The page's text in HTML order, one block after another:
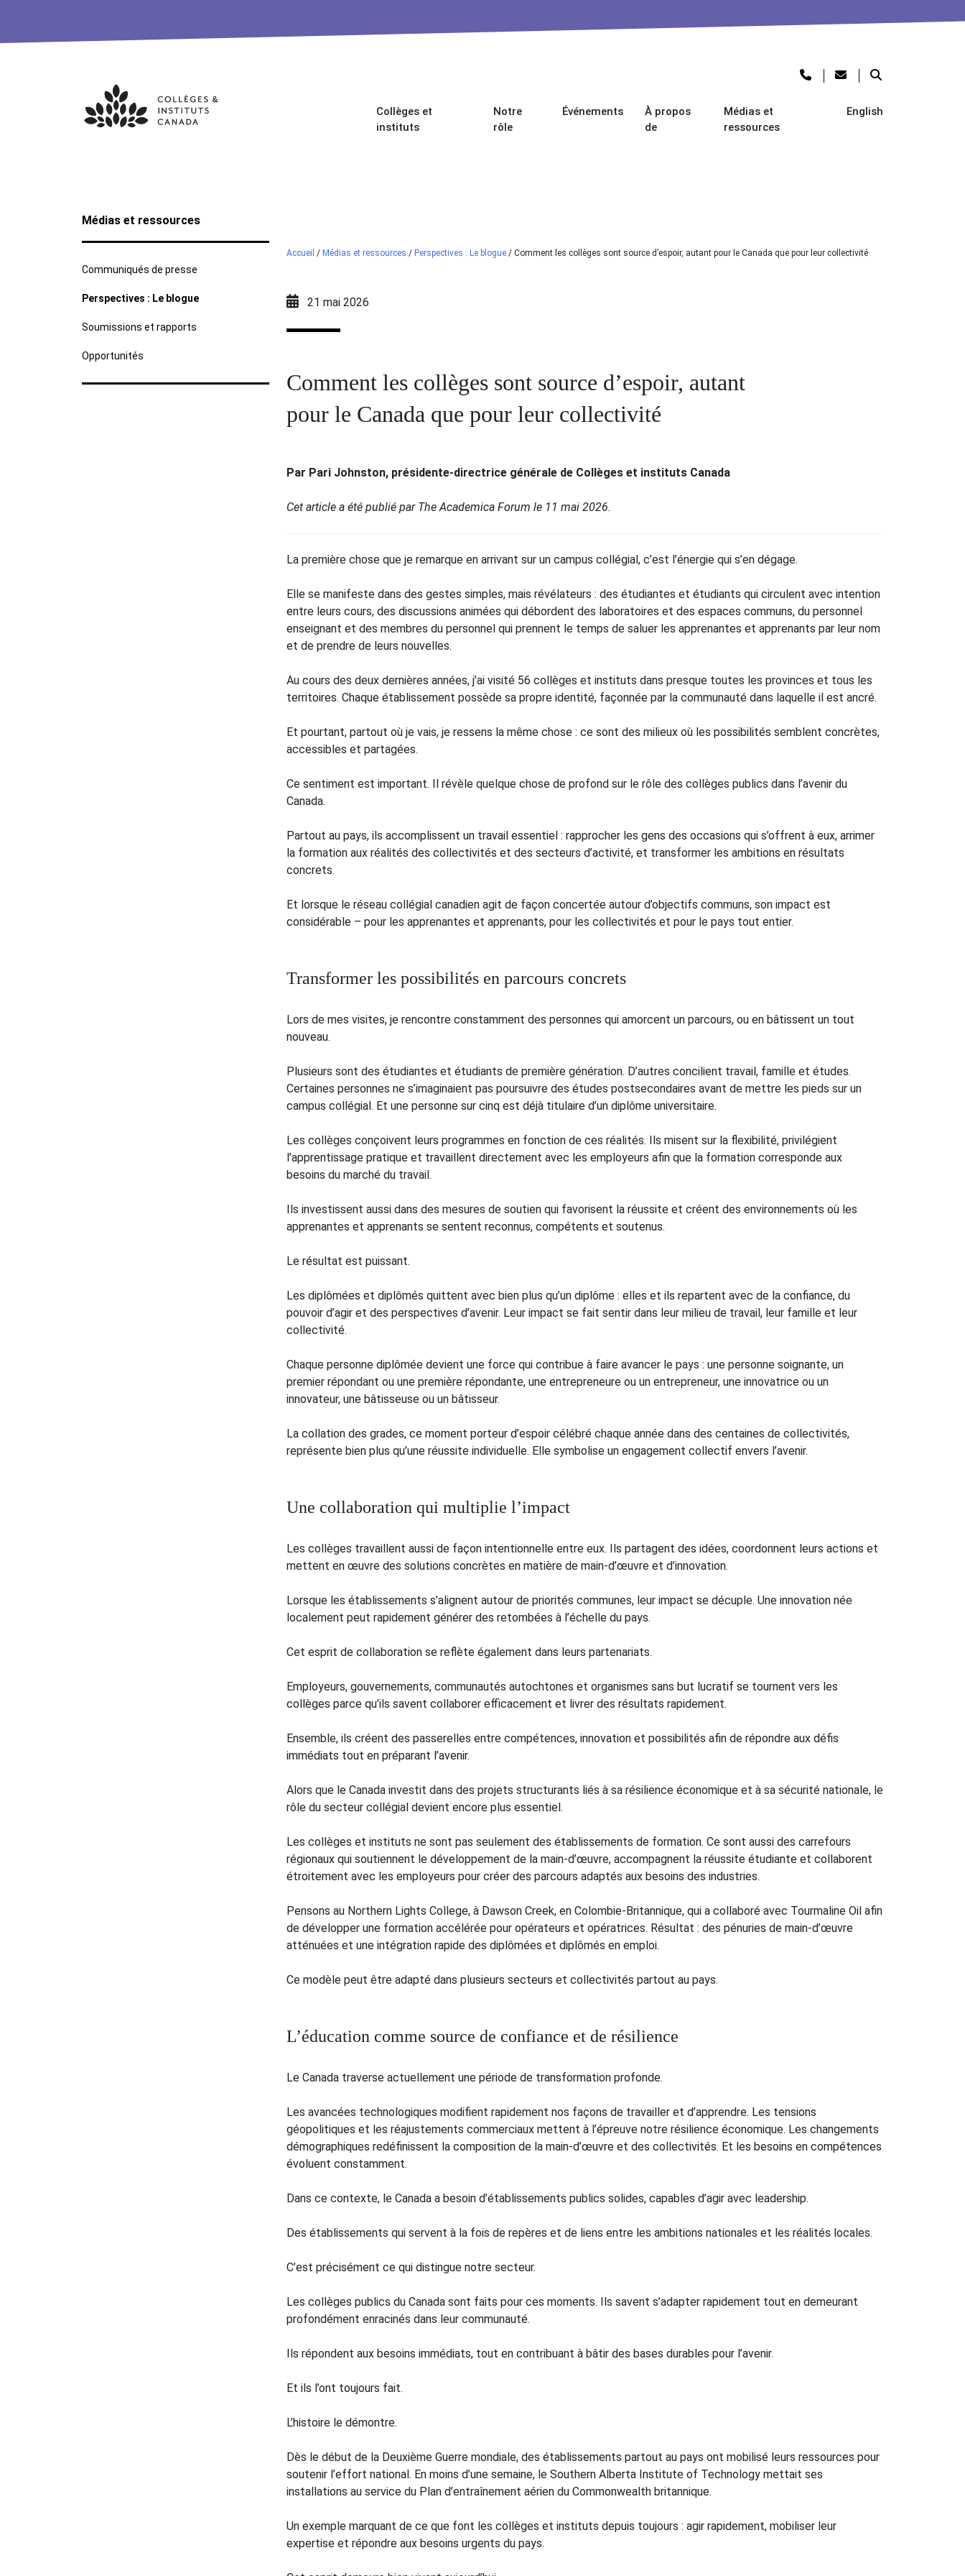
Skip
Collèges et
instituts
Notre
rôle
Événements
À propos
de
Médias et
ressources
English
Médias et ressources
Communiqués de presse
Perspectives : Le blogue
Soumissions et rapports
Opportunités
Accueil / Médias et ressources / Perspectives : Le blogue / Comment les collèges sont source d’espoir, autant pour le Canada que pour leur collectivité
21 mai 2026
Comment les collèges sont source d’espoir, autant
pour le Canada que pour leur collectivité
Par Pari Johnston, présidente-directrice générale de Collèges et instituts Canada
Cet article a été publié par The Academica Forum le 11 mai 2026.
La première chose que je remarque en arrivant sur un campus collégial, c’est l’énergie qui s’en dégage.
Elle se manifeste dans des gestes simples, mais révélateurs : des étudiantes et étudiants qui circulent avec intention
entre leurs cours, des discussions animées qui débordent des laboratoires et des espaces communs, du personnel
enseignant et des membres du personnel qui prennent le temps de saluer les apprenantes et apprenants par leur nom
et de prendre de leurs nouvelles.
Au cours des deux dernières années, j’ai visité 56 collèges et instituts dans presque toutes les provinces et tous les
territoires. Chaque établissement possède sa propre identité, façonnée par la communauté dans laquelle il est ancré.
Et pourtant, partout où je vais, je ressens la même chose : ce sont des milieux où les possibilités semblent concrètes,
accessibles et partagées.
Ce sentiment est important. Il révèle quelque chose de profond sur le rôle des collèges publics dans l’avenir du
Canada.
Partout au pays, ils accomplissent un travail essentiel : rapprocher les gens des occasions qui s’offrent à eux, arrimer
la formation aux réalités des collectivités et des secteurs d’activité, et transformer les ambitions en résultats
concrets.
Et lorsque le réseau collégial canadien agit de façon concertée autour d’objectifs communs, son impact est
considérable – pour les apprenantes et apprenants, pour les collectivités et pour le pays tout entier.
Transformer les possibilités en parcours concrets
Lors de mes visites, je rencontre constamment des personnes qui amorcent un parcours, ou en bâtissent un tout
nouveau.
Plusieurs sont des étudiantes et étudiants de première génération. D’autres concilient travail, famille et études.
Certaines personnes ne s’imaginaient pas poursuivre des études postsecondaires avant de mettre les pieds sur un
campus collégial. Et une personne sur cinq est déjà titulaire d’un diplôme universitaire.
Les collèges conçoivent leurs programmes en fonction de ces réalités. Ils misent sur la flexibilité, privilégient
l’apprentissage pratique et travaillent directement avec les employeurs afin que la formation corresponde aux
besoins du marché du travail.
Ils investissent aussi dans des mesures de soutien qui favorisent la réussite et créent des environnements où les
apprenantes et apprenants se sentent reconnus, compétents et soutenus.
Le résultat est puissant.
Les diplômées et diplômés quittent avec bien plus qu’un diplôme : elles et ils repartent avec de la confiance, du
pouvoir d’agir et des perspectives d’avenir. Leur impact se fait sentir dans leur milieu de travail, leur famille et leur
collectivité.
Chaque personne diplômée devient une force qui contribue à faire avancer le pays : une personne soignante, un
premier répondant ou une première répondante, une entrepreneure ou un entrepreneur, une innovatrice ou un
innovateur, une bâtisseuse ou un bâtisseur.
La collation des grades, ce moment porteur d’espoir célébré chaque année dans des centaines de collectivités,
représente bien plus qu’une réussite individuelle. Elle symbolise un engagement collectif envers l’avenir.
Une collaboration qui multiplie l’impact
Les collèges travaillent aussi de façon intentionnelle entre eux. Ils partagent des idées, coordonnent leurs actions et
mettent en œuvre des solutions concrètes en matière de main-d’œuvre et d’innovation.
Lorsque les établissements s’alignent autour de priorités communes, leur impact se décuple. Une innovation née
localement peut rapidement générer des retombées à l’échelle du pays.
Cet esprit de collaboration se reflète également dans leurs partenariats.
Employeurs, gouvernements, communautés autochtones et organismes sans but lucratif se tournent vers les
collèges parce qu’ils savent collaborer efficacement et livrer des résultats rapidement.
Ensemble, ils créent des passerelles entre compétences, innovation et possibilités afin de répondre aux défis
immédiats tout en préparant l’avenir.
Alors que le Canada investit dans des projets structurants liés à sa résilience économique et à sa sécurité nationale, le
rôle du secteur collégial devient encore plus essentiel.
Les collèges et instituts ne sont pas seulement des établissements de formation. Ce sont aussi des carrefours
régionaux qui soutiennent le développement de la main-d’œuvre, accompagnent la réussite étudiante et collaborent
étroitement avec les employeurs pour créer des parcours adaptés aux besoins des industries.
Pensons au Northern Lights College, à Dawson Creek, en Colombie-Britannique, qui a collaboré avec Tourmaline Oil afin
de développer une formation accélérée pour opérateurs et opératrices. Résultat : des pénuries de main-d’œuvre
atténuées et une intégration rapide des diplômées et diplômés en emploi.
Ce modèle peut être adapté dans plusieurs secteurs et collectivités partout au pays.
L’éducation comme source de confiance et de résilience
Le Canada traverse actuellement une période de transformation profonde.
Les avancées technologiques modifient rapidement nos façons de travailler et d’apprendre. Les tensions
géopolitiques et les réajustements commerciaux mettent à l’épreuve notre résilience économique. Les changements
démographiques redéfinissent la composition de la main-d’œuvre et des collectivités. Et les besoins en compétences
évoluent constamment.
Dans ce contexte, le Canada a besoin d’établissements publics solides, capables d’agir avec leadership.
Des établissements qui servent à la fois de repères et de liens entre les ambitions nationales et les réalités locales.
C’est précisément ce qui distingue notre secteur.
Les collèges publics du Canada sont faits pour ces moments. Ils savent s’adapter rapidement tout en demeurant
profondément enracinés dans leur communauté.
Ils répondent aux besoins immédiats, tout en contribuant à bâtir des bases durables pour l’avenir.
Et ils l’ont toujours fait.
L’histoire le démontre.
Dès le début de la Deuxième Guerre mondiale, des établissements partout au pays ont mobilisé leurs ressources pour
soutenir l’effort national. En moins d’une semaine, le Southern Alberta Institute of Technology mettait ses
installations au service du Plan d’entraînement aérien du Commonwealth britannique.
Un exemple marquant de ce que font les collèges et instituts depuis toujours : agir rapidement, mobiliser leur
expertise et répondre aux besoins urgents du pays.